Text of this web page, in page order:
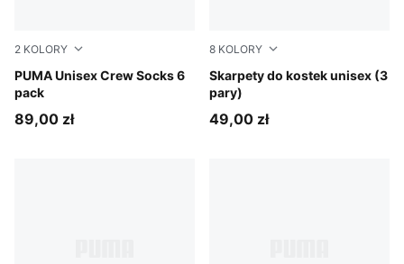
2 KOLORY
PUMA Unisex Crew Socks 6
pack
white
89,00 zł
8 KOLORY
Skarpety do kostek unisex (3
pary)
navy/grey/nightshadow blue
49,00 zł